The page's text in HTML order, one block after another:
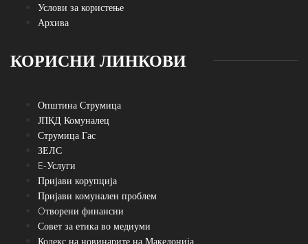
Услови за користење
Архива
КОРИСНИ ЛИНКОВИ
Општина Струмица
ЈПКД Комуналец
Струмица Гас
ЗЕЛС
E-Услуги
Пријави корупција
Пријави комунален проблем
Oтворени финансии
Совет за етика во медиуми
Кодекс на новинарите на Македонија